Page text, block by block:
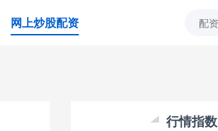
网上炒股配资
行情指数